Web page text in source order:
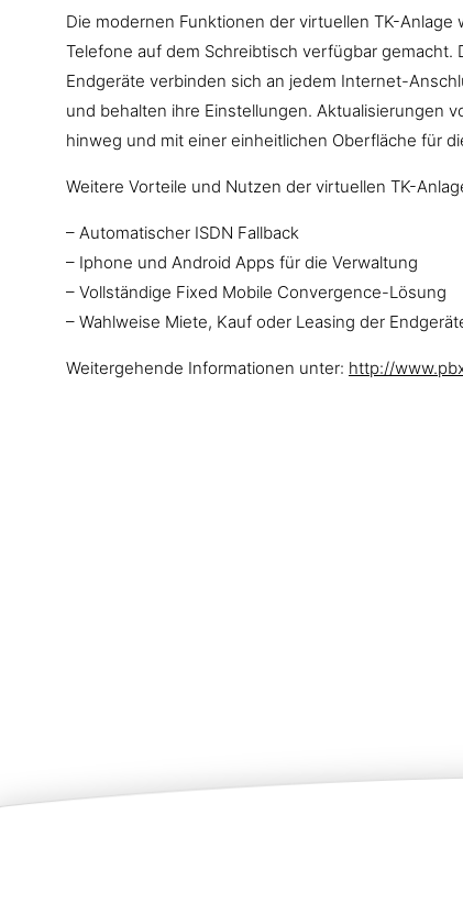
Die modernen Funktionen der virtuellen TK-
Telefone auf dem Schreibtisch verfügbar gemacht.
Endgeräte verbinden sich an jedem Internet-
und behalten ihre Einstellungen. Aktualisierungen
hinweg und mit einer einheitlichen Oberfläche für
Weitere Vorteile und Nutzen der virtuellen TK-
– Automatischer ISDN Fallback
– Iphone und Android Apps für die Verwaltung
– Vollständige Fixed Mobile Convergence-Lösung
– Wahlweise Miete, Kauf oder Leasing der
Weitergehende Informationen unter: http://